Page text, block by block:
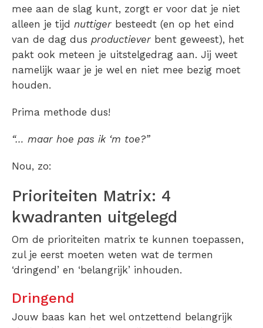
mee aan de slag kunt, zorgt er voor dat je niet
alleen je tijd nuttiger besteedt (en op het eind
van de dag dus productiever bent geweest), het
pakt ook meteen je uitstelgedrag aan. Jij weet
namelijk waar je je wel en niet mee bezig moet
houden.
Prima methode dus!
“… maar hoe pas ik ‘m toe?”
Nou, zo:
Prioriteiten Matrix: 4
kwadranten uitgelegd
Om de prioriteiten matrix te kunnen toepassen,
zul je eerst moeten weten wat de termen
‘dringend’ en ‘belangrijk’ inhouden.
Dringend
Jouw baas kan het wel ontzettend belangrijk